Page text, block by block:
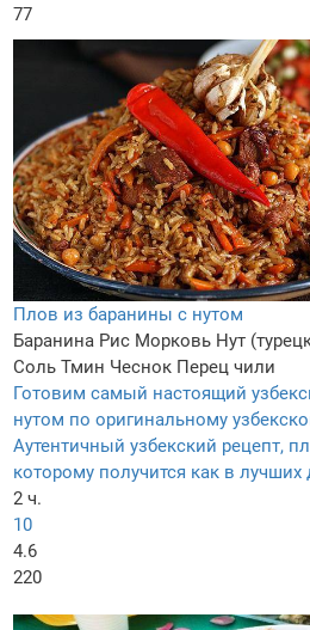
77
Плов из баранины с нутом
Баранина Рис Морковь Нут
Соль Тмин Чеснок Перец чили
Готовим самый настоящий
нутом по оригинальному
Аутентичный узбекский рецепт,
которому получится как в
2 ч.
10
4.6
220